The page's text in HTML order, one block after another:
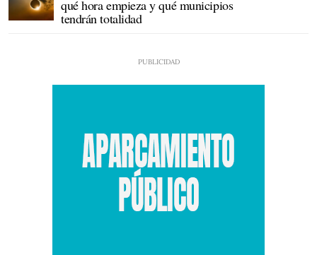
qué hora empieza y qué municipios
tendrán totalidad